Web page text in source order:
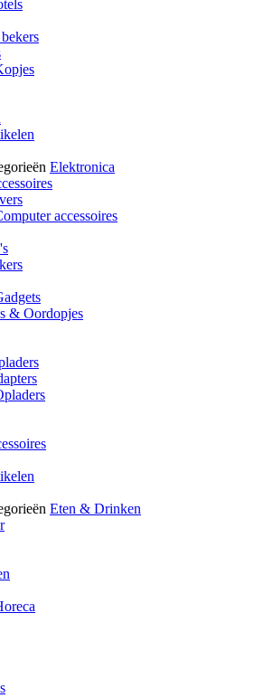
Elektronica
accessoires
& Oordopjes
Eten & Drinken